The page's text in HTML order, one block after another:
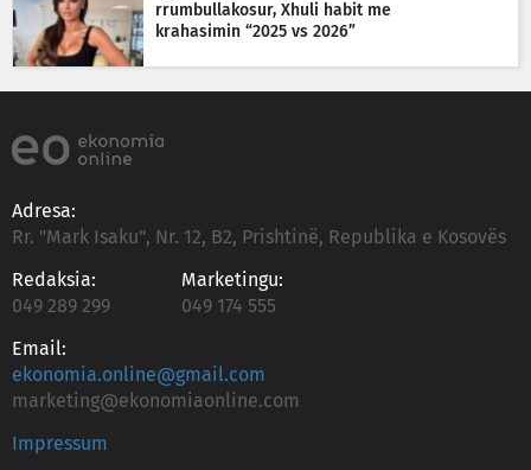
rrumbullakosur, Xhuli habit me
krahasimin “2025 vs 2026”
Adresa:
Rr. "Mark Isaku", Nr. 12, B2, Prishtinë, Republika e Kosovës
Redaksia:
049 289 299
Marketingu:
049 174 555
Email:
ekonomia.online@gmail.com
marketing@ekonomiaonline.com
Impressum